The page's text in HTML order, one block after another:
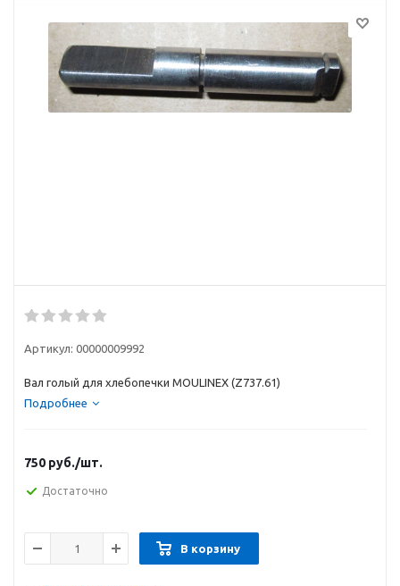
Артикул: 00000009992
Вал голый для хлебопечки MOULINEX (Z737.61)
Подробнее
750 руб./шт.
Достаточно
В корзину